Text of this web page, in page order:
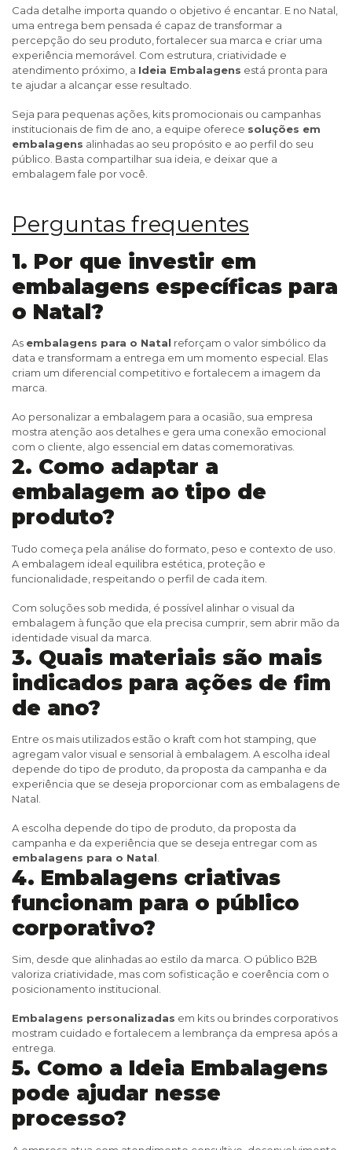
Cada detalhe importa quando o objetivo é encantar. E no Natal,
uma entrega bem pensada é capaz de transformar a
percepção do seu produto, fortalecer sua marca e criar uma
experiência memorável. Com estrutura, criatividade e
atendimento próximo, a Ideia Embalagens está pronta para
te ajudar a alcançar esse resultado.
Seja para pequenas ações, kits promocionais ou campanhas
institucionais de fim de ano, a equipe oferece soluções em
embalagens alinhadas ao seu propósito e ao perfil do seu
público. Basta compartilhar sua ideia, e deixar que a
embalagem fale por você.
Perguntas frequentes
1. Por que investir em
embalagens específicas para
o Natal?
As embalagens para o Natal reforçam o valor simbólico da
data e transformam a entrega em um momento especial. Elas
criam um diferencial competitivo e fortalecem a imagem da
marca.
Ao personalizar a embalagem para a ocasião, sua empresa
mostra atenção aos detalhes e gera uma conexão emocional
com o cliente, algo essencial em datas comemorativas.
2. Como adaptar a
embalagem ao tipo de
produto?
Tudo começa pela análise do formato, peso e contexto de uso.
A embalagem ideal equilibra estética, proteção e
funcionalidade, respeitando o perfil de cada item.
Com soluções sob medida, é possível alinhar o visual da
embalagem à função que ela precisa cumprir, sem abrir mão da
identidade visual da marca.
3. Quais materiais são mais
indicados para ações de fim
de ano?
Entre os mais utilizados estão o kraft com hot stamping, que
agregam valor visual e sensorial à embalagem. A escolha ideal
depende do tipo de produto, da proposta da campanha e da
experiência que se deseja proporcionar com as embalagens de
Natal.
A escolha depende do tipo de produto, da proposta da
campanha e da experiência que se deseja entregar com as
embalagens para o Natal
4. Embalagens criativas
funcionam para o público
corporativo?
Sim, desde que alinhadas ao estilo da marca. O público B2B
valoriza criatividade, mas com sofisticação e coerência com o
posicionamento institucional.
Embalagens personalizadas em kits ou brindes corporativos
mostram cuidado e fortalecem a lembrança da empresa após a
entrega.
5. Como a Ideia Embalagens
pode ajudar nesse
processo?